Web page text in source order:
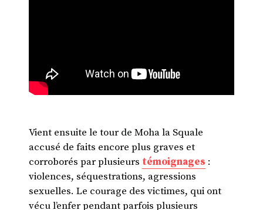
Vient ensuite le tour de Moha la Squale
accusé de faits encore plus graves et
corroborés par plusieurs témoignages :
violences, séquestrations, agressions
sexuelles. Le courage des victimes, qui ont
vécu l’enfer pendant parfois plusieurs